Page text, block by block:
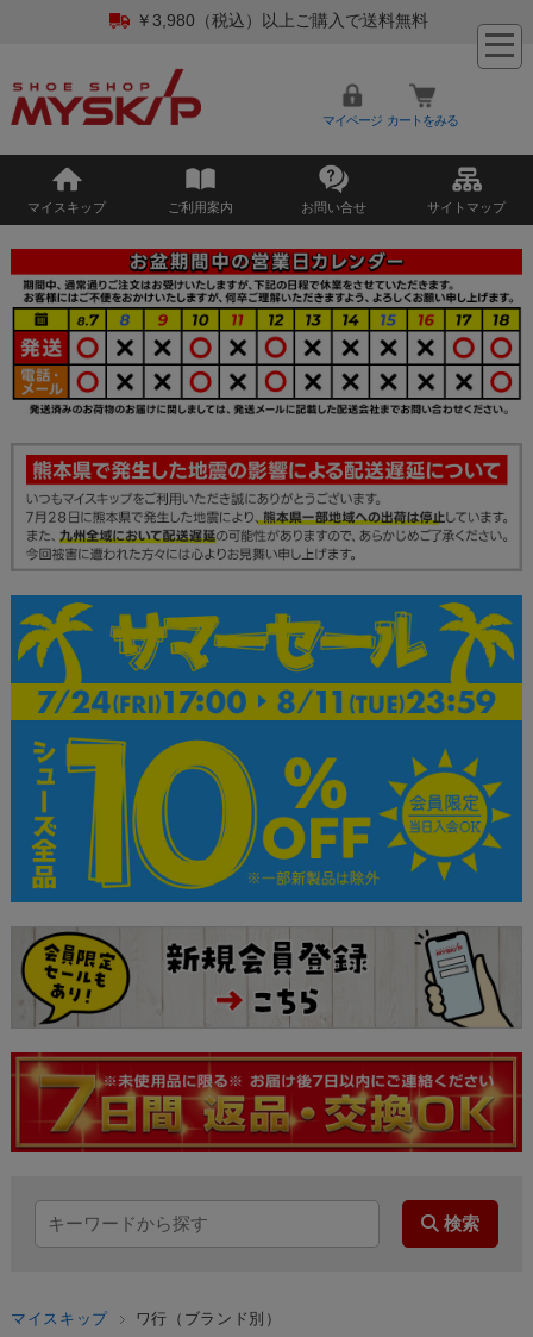
￥3,980（税込）以上ご購入で送料無料
マイページ カートをみる
マイスキップ ご利用案内 お問い合せ サイトマップ
マイスキップ ワ行（ブランド別）